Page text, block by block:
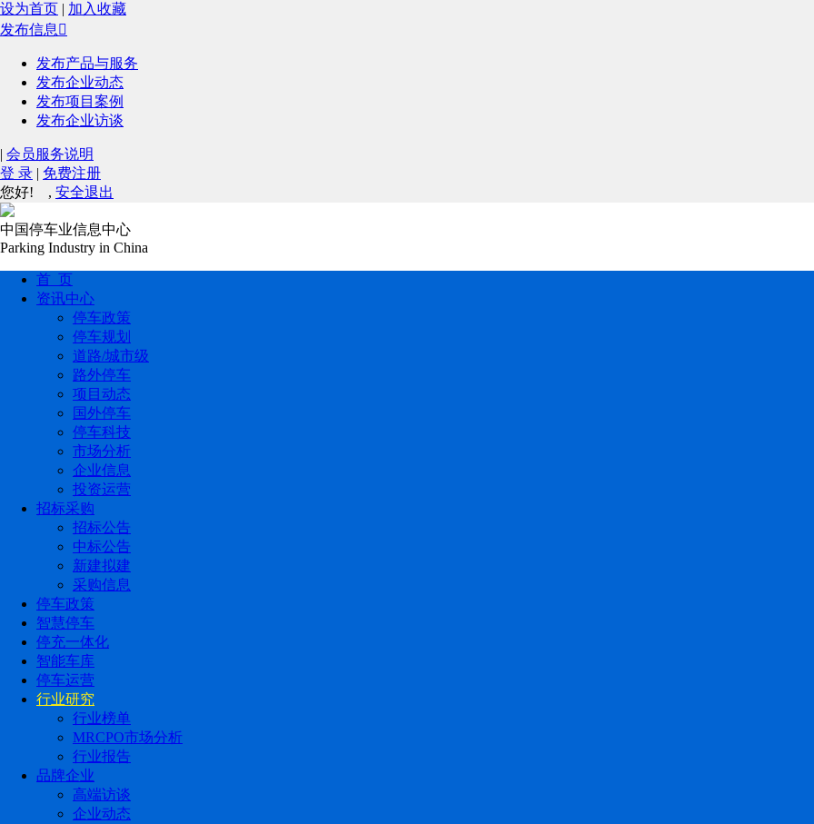
设为首页 | 加入收藏
发布信息 
发布产品与服务
发布企业动态
发布项目案例
发布企业访谈
| 会员服务说明
登 录 | 免费注册
您好!
, 安全退出
中国停车业信息中心
Parking Industry in China
首 页
资讯中心
停车政策
停车规划
道路/城市级
路外停车
项目动态
国外停车
停车科技
市场分析
企业信息
投资运营
招标采购
招标公告
中标公告
新建拟建
采购信息
停车政策
智慧停车
停充一体化
智能车库
停车运营
行业研究
行业榜单
MRCPO市场分析
行业报告
品牌企业
高端访谈
企业动态